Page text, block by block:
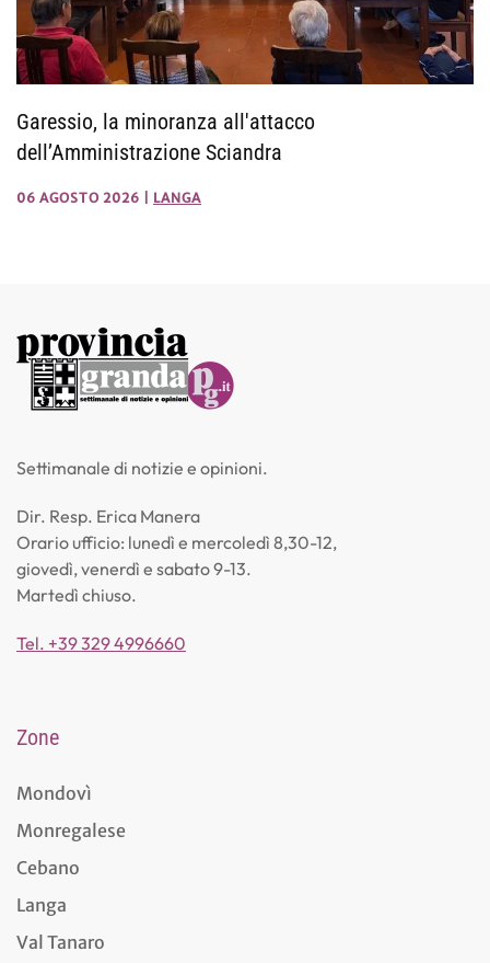
Garessio, la minoranza all'attacco
dell’Amministrazione Sciandra
06 AGOSTO 2026 LANGA
Settimanale di notizie e opinioni.
Dir. Resp. Erica Manera
Orario ufficio: lunedì e mercoledì 8,30-12,
giovedì, venerdì e sabato 9-13.
Martedì chiuso.
Tel. +39 329 4996660
Zone
Mondovì
Monregalese
Cebano
Langa
Val Tanaro